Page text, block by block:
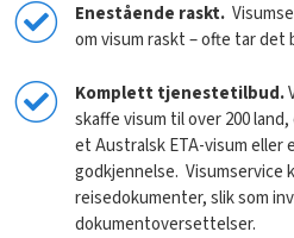
Enestående raskt.
om visum raskt – ofte tar det
Komplett tjenestetilbud.
skaffe visum til over 200
et Australsk ETA-visum eller
godkjennelse. Visumservice
reisedokumenter, slik som
dokumentoversettelser.